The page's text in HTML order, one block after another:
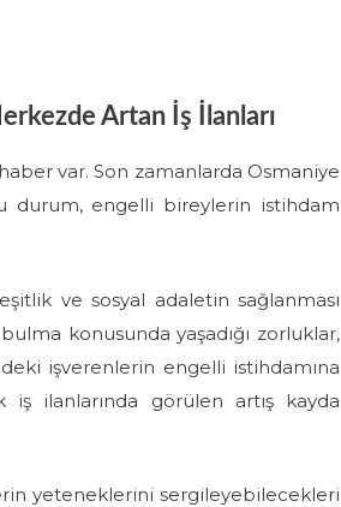
Artan İş İlanları
var. Son zamanlarda Osmaniye
durum, engelli bireylerin istihdam
ve sosyal adaletin sağlanması
konusunda yaşadığı zorluklar,
işverenlerin engelli istihdamına
iş ilanlarında görülen artış kayda
yeteneklerini sergileyebilecekleri